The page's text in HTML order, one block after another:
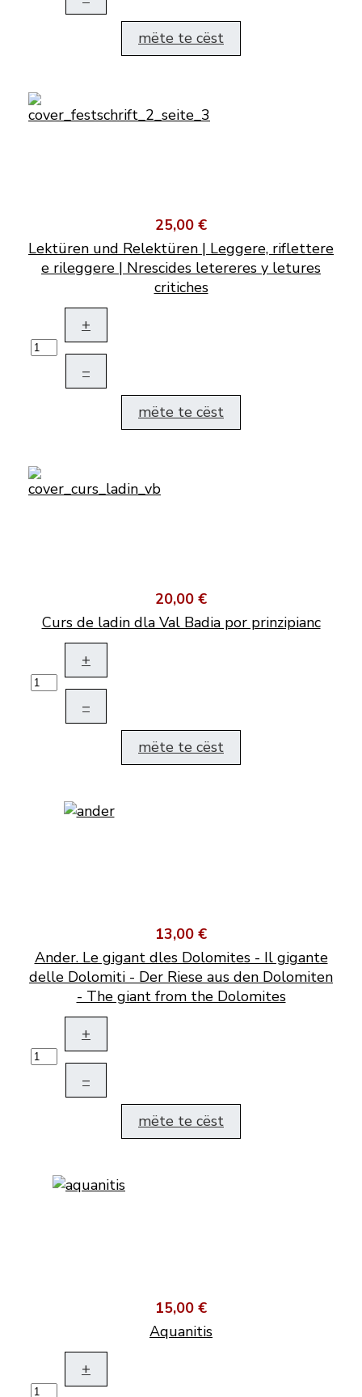
mëte te cëst
25,00 €
Lektüren und Relektüren | Leggere, riflettere
e rileggere | Nrescides letereres y letures
critiches
+
–
mëte te cëst
20,00 €
Curs de ladin dla Val Badia por prinzipianc
+
–
mëte te cëst
13,00 €
Ander. Le gigant dles Dolomites - Il gigante
delle Dolomiti - Der Riese aus den Dolomiten
- The giant from the Dolomites
+
–
mëte te cëst
15,00 €
Aquanitis
+